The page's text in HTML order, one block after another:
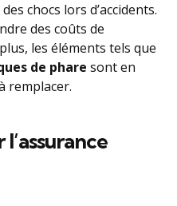
chocs lors d’accidents.
des coûts de
les éléments tels que
de phare sont en
remplacer.